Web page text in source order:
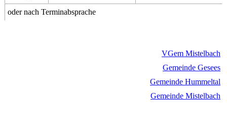
oder nach Terminabsprache
VGem Mistelbach
Gemeinde Gesees
Gemeinde Hummeltal
Gemeinde Mistelbach